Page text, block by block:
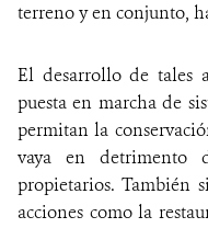
terreno y en conjunto,
El desarrollo de tales
puesta en marcha de
permitan la
vaya en
propietarios. También
acciones como la